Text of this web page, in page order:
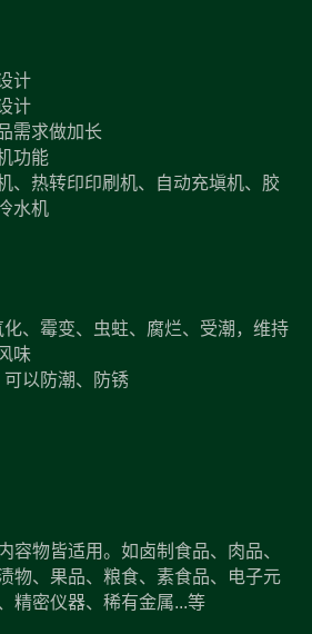
计
计
需求做加长
功能
、热转印印刷机、自动充塡机、胶
水机
、霉变、虫蛀、腐烂、受潮，维持
味
可以防潮、防锈
容物皆适用。如卤制食品、肉品、
物、果品、粮食、素食品、电子元
精密仪器、稀有金属...等